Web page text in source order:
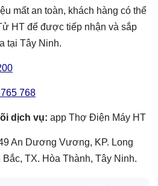
mất an toàn, khách hàng có thể
HT để được tiếp nhận và sắp
tại Tây Ninh.
768
dịch vụ: app Thợ Điện Máy HT
An Dương Vương, KP. Long
Bắc, TX. Hòa Thành, Tây Ninh.